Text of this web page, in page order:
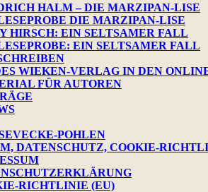
HALM – DIE MARZIPAN-LISE
DIE MARZIPAN-LISE
HIRSCH: EIN SELTSAMER FALL
EIN SELTSAMER FALL
WIEKEN-VERLAG IN DEN
FÜR AUTOREN
POHLEN
DATENSCHUTZ, COOKIE-
RICHTLINIE (EU)